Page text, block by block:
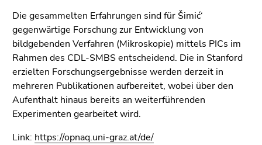
Die gesammelten Erfahrungen sind für Šimić‘
gegenwärtige Forschung zur Entwicklung von
bildgebenden Verfahren (Mikroskopie) mittels PICs im
Rahmen des CDL-SMBS entscheidend. Die in Stanford
erzielten Forschungsergebnisse werden derzeit in
mehreren Publikationen aufbereitet, wobei über den
Aufenthalt hinaus bereits an weiterführenden
Experimenten gearbeitet wird.
Link: https://opnaq.uni-graz.at/de/